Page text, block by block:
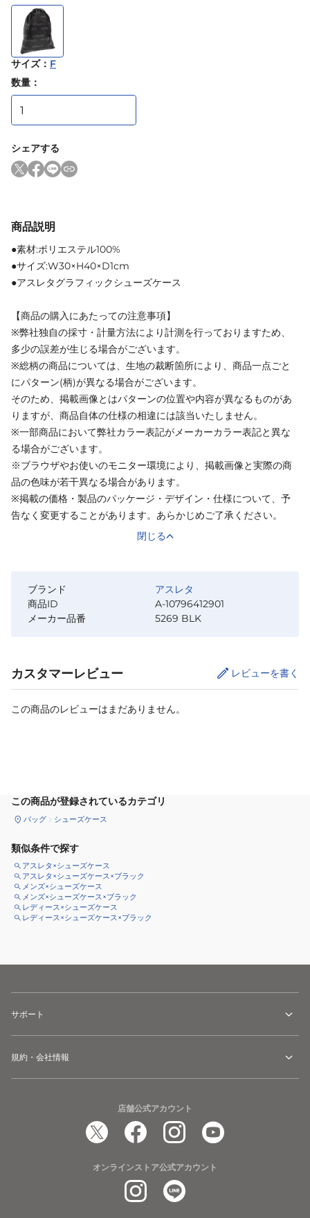
サイズ： F
数量：
シェアする
商品説明
●素材:ポリエステル100%
●サイズ:W30×H40×D1cm
●アスレタグラフィックシューズケース
【商品の購入にあたっての注意事項】
※弊社独自の採寸・計量方法により計測を行っておりますため、
多少の誤差が生じる場合がございます。
※総柄の商品については、生地の裁断箇所により、商品一点ごと
にパターン(柄)が異なる場合がございます。
そのため、掲載画像とはパターンの位置や内容が異なるものがあ
りますが、商品自体の仕様の相違には該当いたしません。
※一部商品において弊社カラー表記がメーカーカラー表記と異な
る場合がございます。
※ブラウザやお使いのモニター環境により、掲載画像と実際の商
品の色味が若干異なる場合があります。
※掲載の価格・製品のパッケージ・デザイン・仕様について、予
告なく変更することがあります。あらかじめご了承ください。
閉じる
ブランド
アスレタ
商品ID
A-10796412901
メーカー品番
5269 BLK
カスタマーレビュー レビューを書く
この商品のレビューはまだありません。
この商品が登録されているカテゴリ
バッグ シューズケース
類似条件で探す
アスレタ×シューズケース
アスレタ×シューズケース×ブラック
メンズ×シューズケース
メンズ×シューズケース×ブラック
レディース×シューズケース
レディース×シューズケース×ブラック
サポート
規約・会社情報
店舗公式アカウント
オンラインストア公式アカウント